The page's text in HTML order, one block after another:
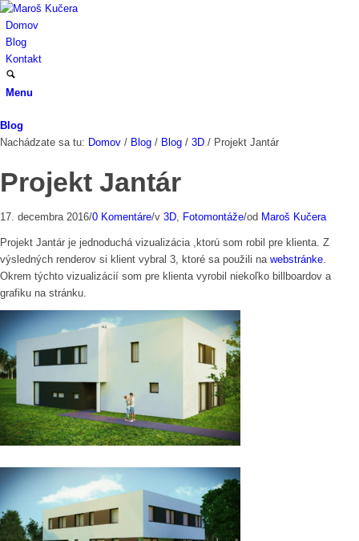
Domov
Blog
Kontakt
Menu
Blog
Nachádzate sa tu: Domov / Blog / Blog / 3D / Projekt Jantár
Projekt Jantár
17. decembra 2016/0 Komentáre/v 3D, Fotomontáže/od Maroš Kučera
Projekt Jantár je jednoduchá vizualizácia ,ktorú som robil pre klienta. Z
výsledných renderov si klient vybral 3, ktoré sa použili na webstránke.
Okrem týchto vizualizácií som pre klienta vyrobil niekoľko billboardov a
grafiku na stránku.